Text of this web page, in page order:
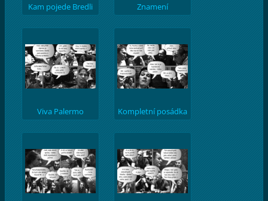
Kam pojede Bredli Znamení
Viva Palermo Kompletní posádka